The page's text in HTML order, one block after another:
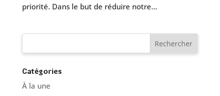
priorité. Dans le but de réduire notre...
Catégories
À la une